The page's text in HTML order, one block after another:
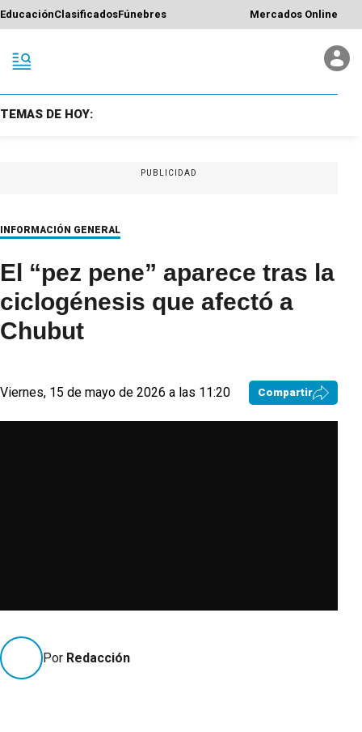
EducaciónClasificadosFúnebres Mercados Online
TEMAS DE HOY:
PUBLICIDAD
INFORMACIÓN GENERAL
El “pez pene” aparece tras la
ciclogénesis que afectó a
Chubut
Viernes, 15 de mayo de 2026 a las 11:20 Compartir
Por Redacción